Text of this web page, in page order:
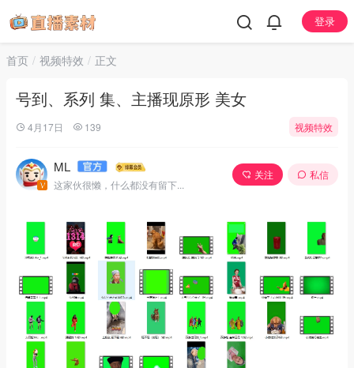
登录
首页 视频特效 正文
号到、系列 集、主播现原形 美女
4月17日 139 视频特效
ML
这家伙很懒，什么都没有留下...
关注 私信